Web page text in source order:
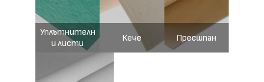
Уплътнителн
и листи
Кече Пресшпан